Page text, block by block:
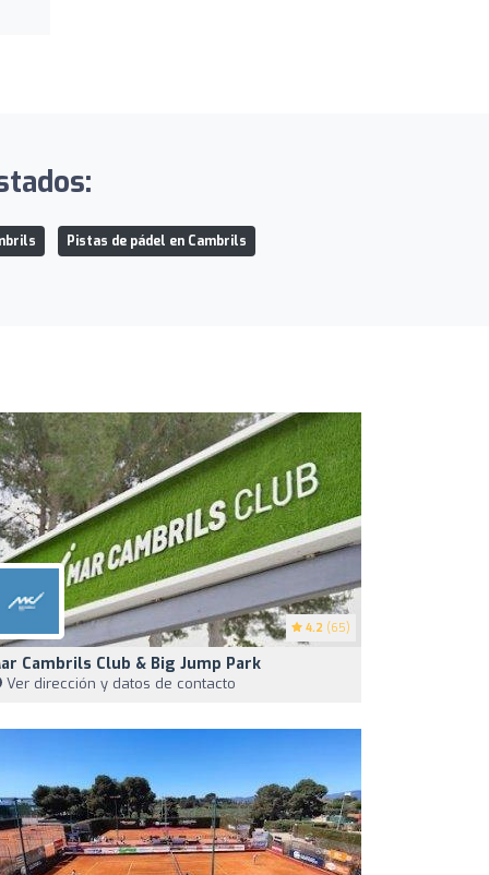
Pistas de pádel en Cambrils
4.2 (65)
Cambrils Club & Big Jump Park
Ver dirección y datos de contacto